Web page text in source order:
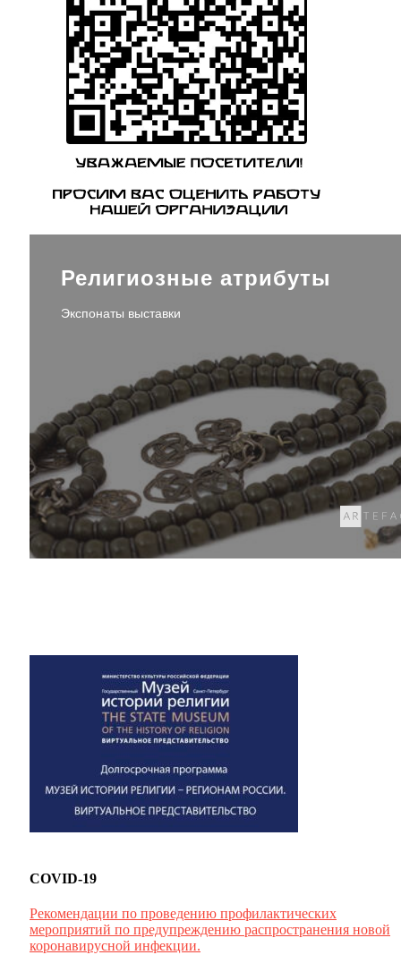
Религиозные атрибуты
Экспонаты выставки
COVID-19
Рекомендации по проведению профилактических
мероприятий по предупреждению распространения новой
коронавирусной инфекции.